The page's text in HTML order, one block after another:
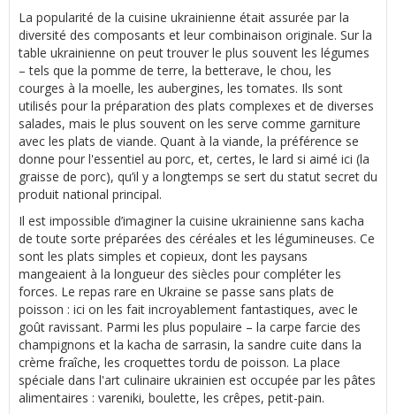
La popularité de la cuisine ukrainienne était assurée par la
diversité des composants et leur combinaison originale. Sur la
table ukrainienne on peut trouver le plus souvent les légumes
– tels que la pomme de terre, la betterave, le chou, les
courges à la moelle, les aubergines, les tomates. Ils sont
utilisés pour la préparation des plats complexes et de diverses
salades, mais le plus souvent on les serve comme garniture
avec les plats de viande. Quant à la viande, la préférence se
donne pour l'essentiel au porc, et, certes, le lard si aimé ici (la
graisse de porc), qu’il y a longtemps se sert du statut secret du
produit national principal.
Il est impossible d’imaginer la cuisine ukrainienne sans kacha
de toute sorte préparées des céréales et les légumineuses. Ce
sont les plats simples et copieux, dont les paysans
mangeaient à la longueur des siècles pour compléter les
forces. Le repas rare en Ukraine se passe sans plats de
poisson : ici on les fait incroyablement fantastiques, avec le
goût ravissant. Parmi les plus populaire – la carpe farcie des
champignons et la kacha de sarrasin, la sandre cuite dans la
crème fraîche, les croquettes tordu de poisson. La place
spéciale dans l'art culinaire ukrainien est occupée par les pâtes
alimentaires : vareniki, boulette, les crêpes, petit-pain.